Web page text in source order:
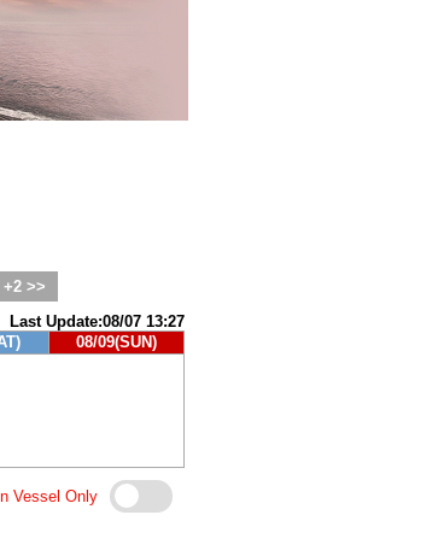
>>
Last Update:08/07 13:27
08/09(SUN)
Vessel Only